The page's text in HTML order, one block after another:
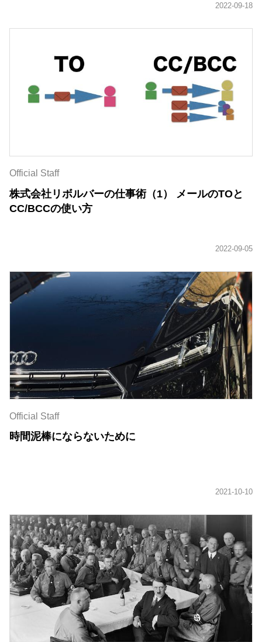
Official Staff
株式会社リボルバーの仕事術（1） メールのTOと
CC/BCCの使い方
Official Staff
時間泥棒にならないために